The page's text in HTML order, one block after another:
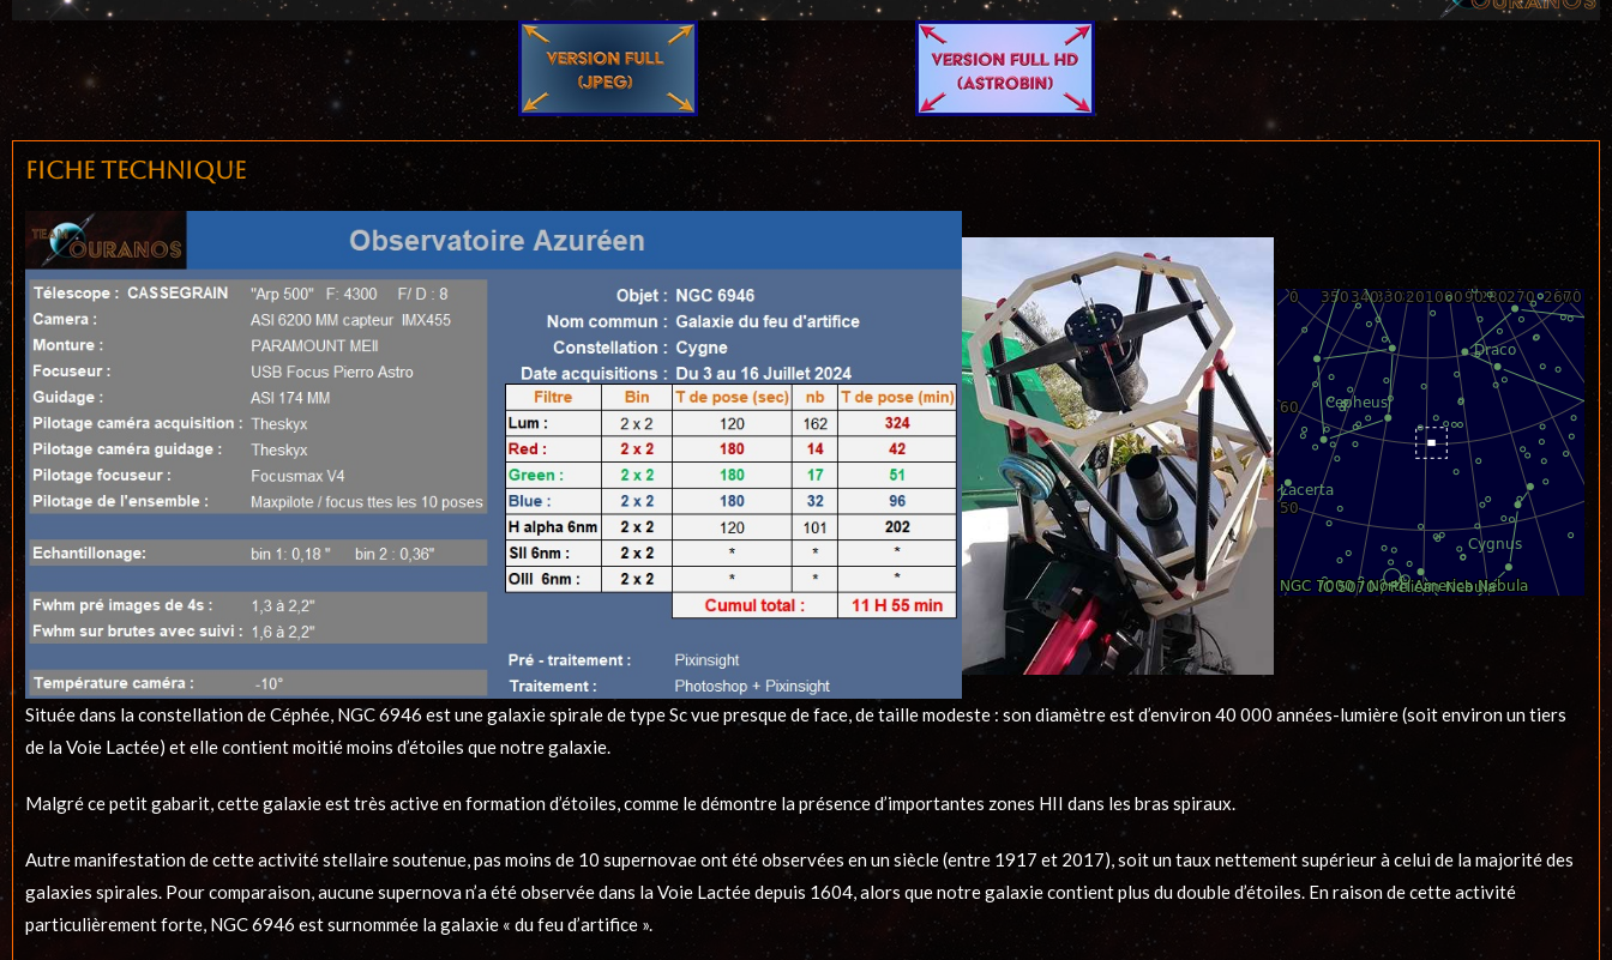
Fiche technique
Située dans la constellation de Céphée, NGC 6946 est une galaxie spirale de type Sc vue presque de face, de taille modeste : son diamètre est d’environ 40 000 années-lumière (soit environ un tiers
de la Voie Lactée) et elle contient moitié moins d’étoiles que notre galaxie.
Malgré ce petit gabarit, cette galaxie est très active en formation d’étoiles, comme le démontre la présence d’importantes zones HII dans les bras spiraux.
Autre manifestation de cette activité stellaire soutenue, pas moins de 10 supernovae ont été observées en un siècle (entre 1917 et 2017), soit un taux nettement supérieur à celui de la majorité des
galaxies spirales. Pour comparaison, aucune supernova n’a été observée dans la Voie Lactée depuis 1604, alors que notre galaxie contient plus du double d’étoiles. En raison de cette activité
particulièrement forte, NGC 6946 est surnommée la galaxie « du feu d’artifice ».